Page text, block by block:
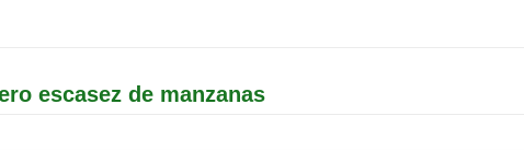
escasez de manzanas